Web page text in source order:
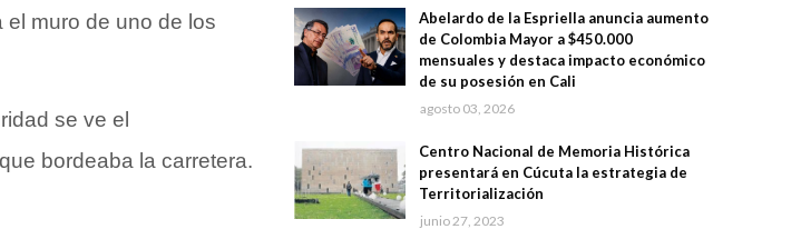
muro de uno de los
se ve el
bordeaba la carretera.
Abelardo de la Espriella anuncia aumento
de Colombia Mayor a $450.000
mensuales y destaca impacto económico
de su posesión en Cali
agosto 03, 2026
Centro Nacional de Memoria Histórica
presentará en Cúcuta la estrategia de
Territorialización
junio 27, 2023